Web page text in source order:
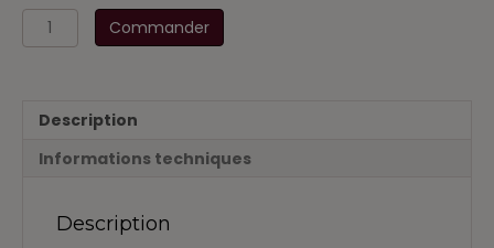
quantité
de
Commander
Description
Informations techniques
Description